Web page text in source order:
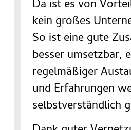
Da ist es von
kein großes
So ist eine gute
besser umsetzbar,
regelmäßiger
und Erfahrungen
selbstverständlich